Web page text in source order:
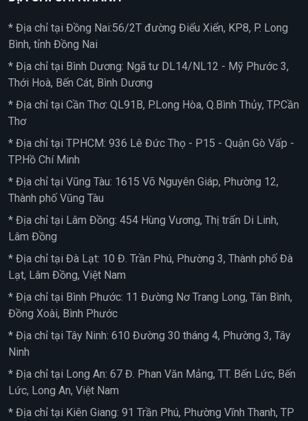
* Địa chỉ tại Đồng Nai:56/2T đường Điểu Xiển, KP8, P. Long
Bình, tỉnh Đồng Nai
* Địa chỉ tại Bình Dương: Ngã tư DL14/NL12 - Mỹ Phước 3,
Thới Hoà, Bến Cát, Bình Dương
* Địa chỉ tại Cần Thơ: QL91B, P.Long Hòa, Q.Bình Thủy, TP.Cần
Thơ
* Địa chỉ tại TPHCM: 936 Lê Đức Thọ - P15 - Quận Gò Vấp -
TP.Hồ Chí Minh
* Địa chỉ tại Vũng Tàu: 1615 Võ Nguyên Giáp, Phường 12,
Thành phố Vũng Tàu
* Địa chỉ tại Lâm Đồng: 454 Hùng Vương, Thị trấn Di Linh,
Lâm Đồng
* Địa chỉ tại Đà Lạt: 10 Đ. Trần Phú, Phường 3, Thành phố Đà
Lạt, Lâm Đồng, Việt Nam
* Địa chỉ tại Bình Phước: 11 Đường Nơ Trang Long, Tân Bình,
Đồng Xoài, Bình Phước
* Địa chỉ tại Tây Ninh: 610 Đường 30 tháng 4, Phường 3, Tây
Ninh
* Địa chỉ tại Long An: 67 Đ. Phan Văn Mảng, TT. Bến Lức, Bến
Lức, Long An, Việt Nam
* Địa chỉ tại Kiên Giang: 91 Trần Phú, Phường Vĩnh Thanh, TP